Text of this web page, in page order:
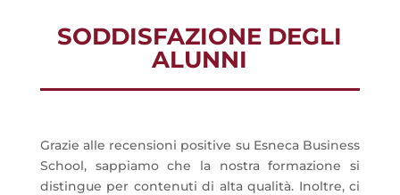
SODDISFAZIONE DEGLI
ALUNNI
Grazie alle recensioni positive su Esneca Business
School, sappiamo che la nostra formazione si
distingue per contenuti di alta qualità. Inoltre, ci